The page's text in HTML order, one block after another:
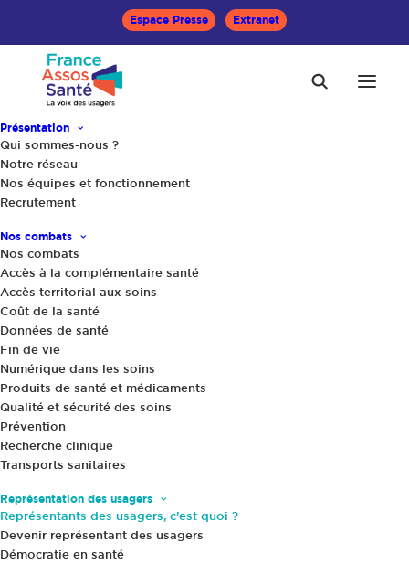
Espace Presse Extranet
Présentation
Qui sommes-nous ?
Notre réseau
Nos équipes et fonctionnement
Recrutement
Nos combats
Nos combats
Accès à la complémentaire santé
Accès territorial aux soins
Coût de la santé
Données de santé
Fin de vie
Numérique dans les soins
Produits de santé et médicaments
Qualité et sécurité des soins
Prévention
Recherche clinique
Transports sanitaires
Représentation des usagers
Représentants des usagers, c’est quoi ?
Devenir représentant des usagers
Démocratie en santé
Les représentants des
usagers défendent vos
système de santé
Qui sont-ils ?
Que font-ils ?